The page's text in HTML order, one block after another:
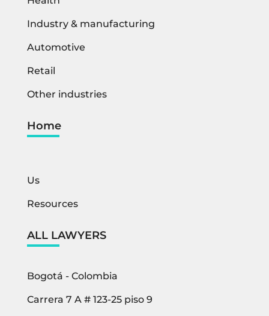
Industry & manufacturing
Automotive
Retail
Other industries
Home
Us
Resources
ALL LAWYERS
Bogotá - Colombia
Carrera 7 A # 123-25 piso 9